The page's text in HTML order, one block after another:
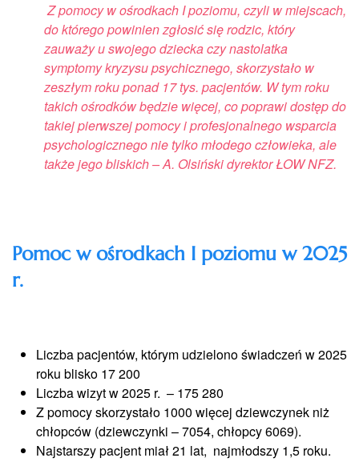
Z pomocy w ośrodkach I poziomu, czyli w miejscach,
do którego powinien zgłosić się rodzic, który
zauważy u swojego dziecka czy nastolatka
symptomy kryzysu psychicznego, skorzystało w
zeszłym roku ponad 17 tys. pacjentów. W tym roku
takich ośrodków będzie więcej, co poprawi dostęp do
takiej pierwszej pomocy i profesjonalnego wsparcia
psychologicznego nie tylko młodego człowieka, ale
także jego bliskich – A. Olsiński dyrektor ŁOW NFZ.
Pomoc w ośrodkach I poziomu w 2025
r.
Liczba pacjentów, którym udzielono świadczeń w 2025
roku blisko 17 200
Liczba wizyt w 2025 r. – 175 280
Z pomocy skorzystało 1000 więcej dziewczynek niż
chłopców (dziewczynki – 7054, chłopcy 6069).
Najstarszy pacjent miał 21 lat, najmłodszy 1,5 roku.